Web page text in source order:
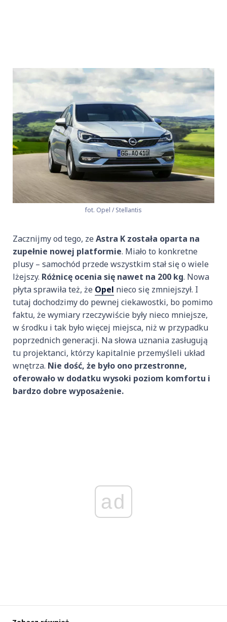
fot. Opel / Stellantis
Zacznijmy od tego, zeAstra K została oparta na
zupełnie nowej platformie. Miało to konkretne
plusy – samochód przede wszystkim stał się o wiele
lżejszy. Różnicę ocenia się nawet na 200 kg. Nowa
płyta sprawiła też, że Opel nieco się zmniejszył. I
tutaj dochodzimy do pewnej ciekawostki, bo pomimo
faktu, że wymiary rzeczywiście były nieco mniejsze,
w środku i tak było więcej miejsca, niż w przypadku
poprzednich generacji. Na słowa uznania zasługują
tu projektanci, którzy kapitalnie przemyśleli układ
wnętrza. Nie dość, że było ono przestronne,
oferowało w dodatku wysoki poziom komfortu i
bardzo dobre wyposażenie.
ad